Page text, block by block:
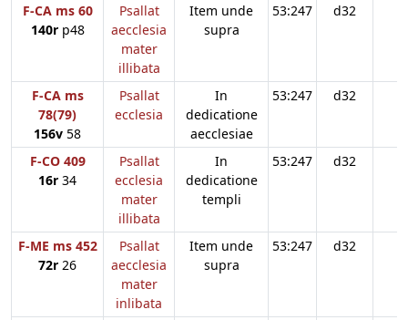
F-CA ms 60
140rp48
Psallat
aecclesia
mater
illibata
Item unde
supra
53:247 d32
F-CA ms
78(79)
156v 58
Psallat
ecclesia
In
dedicatione
aecclesiae
53:247 d32
F-CO 409
16r 34
Psallat
ecclesia
mater
illibata
In
dedicatione
templi
53:247 d32
F-ME ms 452
72r 26
Psallat
aecclesia
mater
inlibata
Item unde
supra
53:247 d32